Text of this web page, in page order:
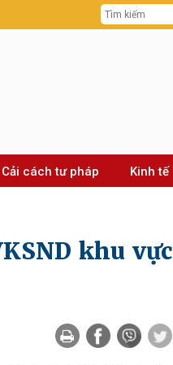
Cải cách tư pháp Kinh tế
khu vực